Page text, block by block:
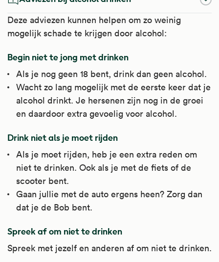
Deze adviezen kunnen helpen om zo weinig
mogelijk schade te krijgen door alcohol:
Begin niet te jong met drinken
Als je nog geen 18 bent, drink dan geen alcohol.
Wacht zo lang mogelijk met de eerste keer dat je
alcohol drinkt. Je hersenen zijn nog in de groei
en daardoor extra gevoelig voor alcohol.
Drink niet als je moet rijden
Als je moet rijden, heb je een extra reden om
niet te drinken. Ook als je met de fiets of de
scooter bent.
Gaan jullie met de auto ergens heen? Zorg dan
dat je de Bob bent.
Spreek af om niet te drinken
Spreek met jezelf en anderen af om niet te drinken.